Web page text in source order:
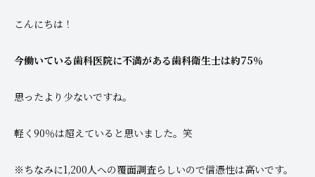
こんにちは！
今働いている歯科医院に不満がある歯科衛生士は約75％
思ったより少ないですね。
軽く90％は超えていると思いました。笑
※ちなみに1,200人への覆面調査らしいので信憑性は高いです。